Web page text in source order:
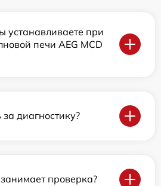
устанавливаете при
печи AEG MCD
диагностику?
проверка?